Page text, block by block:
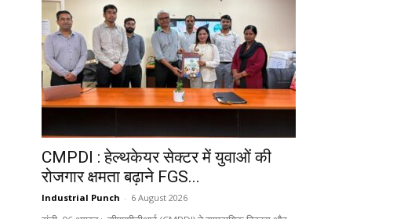
CMPDI : हेल्थकेयर सेक्टर में युवाओं की
रोजगार क्षमता बढ़ाने FGS...
Industrial Punch - 6 August 2026